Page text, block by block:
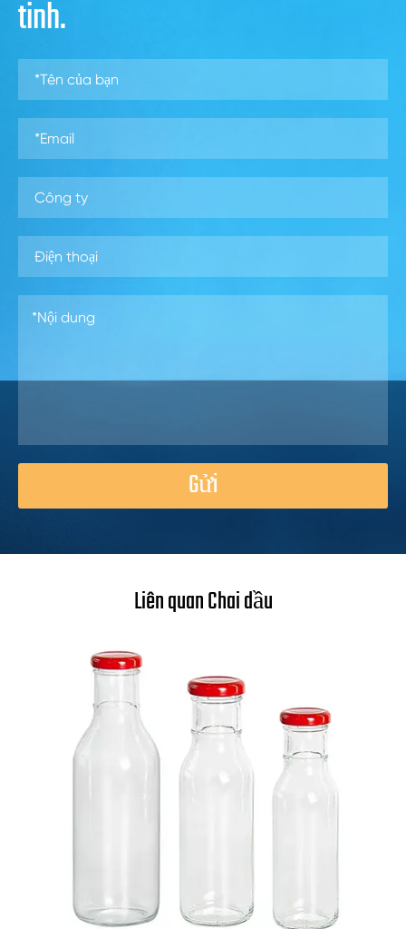
tinh.
Gửi
Liên quan Chai dầu